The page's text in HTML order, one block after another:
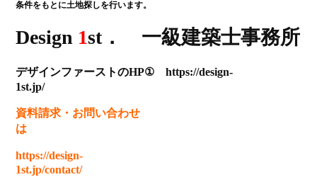
条件をもとに土地探しを行います。
Design 1st． 一級建築士事務所
デザインファーストのHP① https://design-
1st.jp/
資料請求・ お問い合わせ
は
https://design-
1st.jp/contact/